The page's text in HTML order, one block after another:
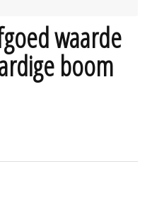
waarde
boom